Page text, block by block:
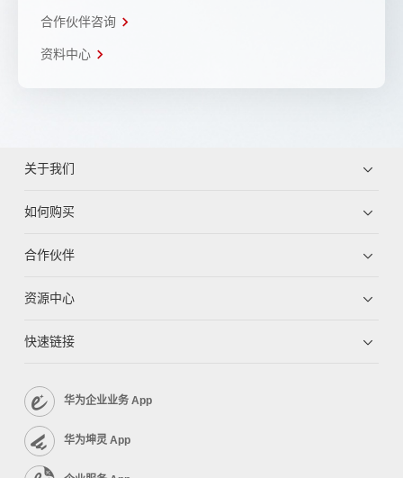
合作伙伴咨询
资料中心
关于我们
如何购买
合作伙伴
资源中心
快速链接
华为企业业务 App
华为坤灵 App